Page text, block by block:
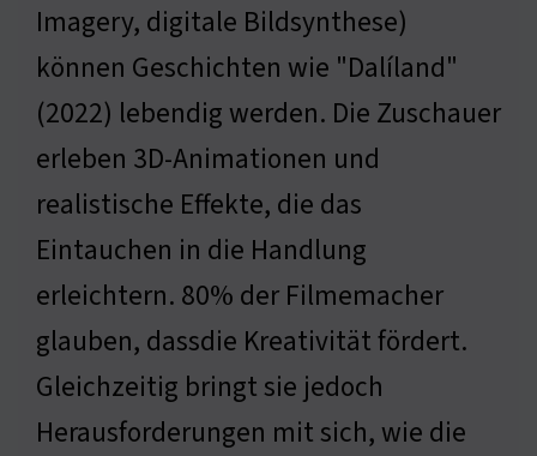
Imagery, digitale Bildsynthese)
können Geschichten wie "Dalíland"
(2022) lebendig werden. Die Zuschauer
erleben 3D-Animationen und
realistische Effekte, die das
Eintauchen in die Handlung
erleichtern. 80% der Filmemacher
glauben, dassdie Kreativität fördert.
Gleichzeitig bringt sie jedoch
Herausforderungen mit sich, wie die